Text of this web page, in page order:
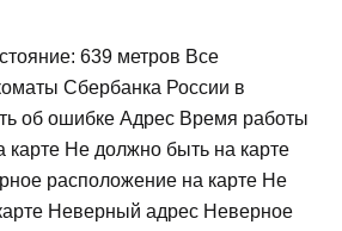
639 метров Все
Сбербанка России в
об ошибке Адрес Время работы
карте Не должно быть на карте
расположение на карте Не
Неверный адрес Неверное